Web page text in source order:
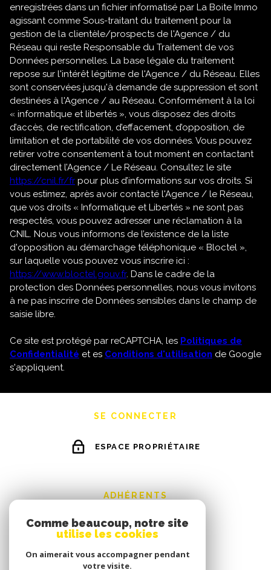
enregistrées dans un fichier informatisé par La Boite Immo
agissant comme Sous-traitant du traitement pour la
gestion de la clientèle/prospects de l'Agence / du
Réseau qui reste Responsable du Traitement de vos
Données personnelles. La base légale du traitement
repose sur l'intérêt légitime de l'Agence / du Réseau. Elles
sont conservées jusqu'à demande de suppression et sont
destinées à l'Agence / au Réseau. Conformément à la loi
« informatique et libertés », vous disposez des droits
d’accès, de rectification, d’effacement, d’opposition, de
limitation et de portabilité de vos données. Vous pouvez
retirer votre consentement à tout moment en contactant
directement l’Agence / Le Réseau. Consultez le site
https://cnil.fr/fr pour plus d’informations sur vos droits. Si
vous estimez, après avoir contacté l'Agence / le Réseau,
que vos droits « Informatique et Libertés » ne sont pas
respectés, vous pouvez adresser une réclamation à la
CNIL. Nous vous informons de l’existence de la liste
d'opposition au démarchage téléphonique « Bloctel »,
sur laquelle vous pouvez vous inscrire ici :
https://www.bloctel.gouv.fr. Dans le cadre de la
protection des Données personnelles, nous vous invitons
à ne pas inscrire de Données sensibles dans le champ de
saisie libre.
Ce site est protégé par reCAPTCHA, les Politiques de
Confidentialité et es Conditions d'utilisation de Google
s'appliquent.
SE CONNECTER
ESPACE PROPRIÉTAIRE
ADHÉRENTS
Comme beaucoup, notre site
utilise les cookies
On aimerait vous accompagner pendant
votre visite.